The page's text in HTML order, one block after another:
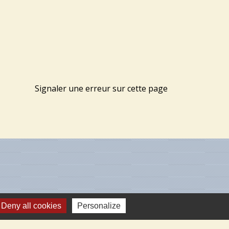
Signaler une erreur sur cette page
all cookies Personalize